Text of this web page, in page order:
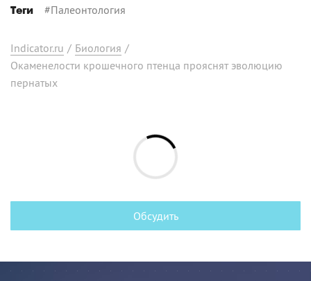
Теги #Палеонтология
Indicator.ru / Биология /
Окаменелости крошечного птенца прояснят эволюцию
пернатых
Обсудить